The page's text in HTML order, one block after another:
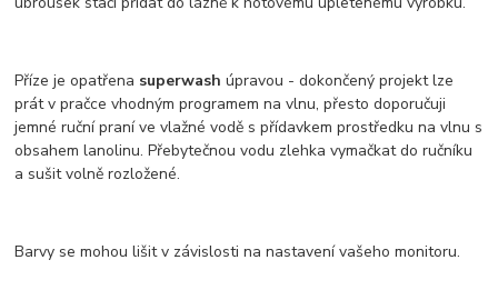
Příze je opatřena superwash úpravou - dokončený projekt lze
prát v pračce vhodným programem na vlnu, přesto doporučuji
jemné ruční praní ve vlažné vodě s přídavkem prostředku na vlnu s
obsahem lanolinu. Přebytečnou vodu zlehka vymačkat do ručníku
a sušit volně rozložené.
Barvy se mohou lišit v závislosti na nastavení vašeho monitoru.